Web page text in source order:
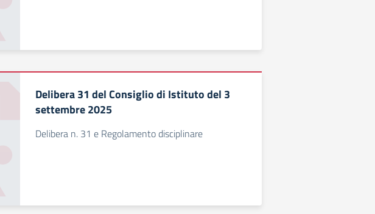
Delibera 31 del Consiglio di Istituto del 3
settembre 2025
Delibera n. 31 e Regolamento disciplinare